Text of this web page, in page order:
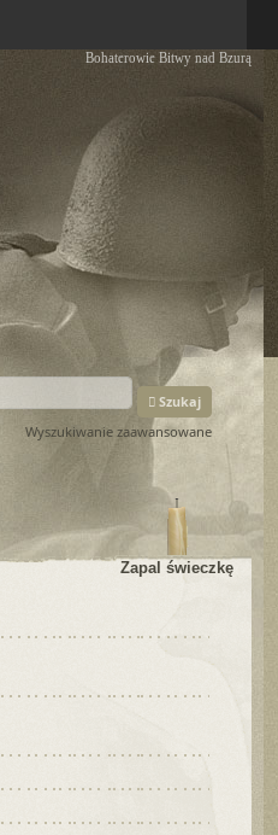
Bohaterowie Bitwy nad Bzurą
Szukaj
Wyszukiwanie zaawansowane
Zapal świeczkę